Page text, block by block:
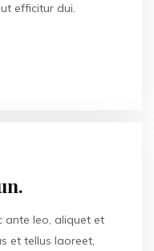
efficitur dui.
ante leo, aliquet et
et tellus laoreet,